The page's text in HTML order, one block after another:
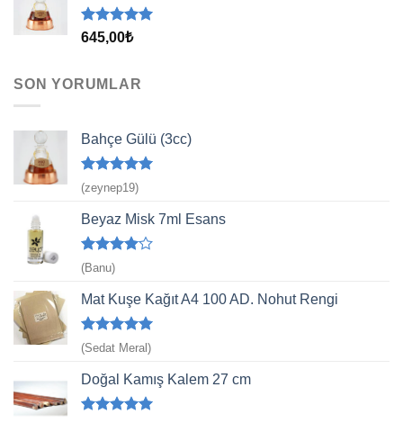
5 üzerinden
645,00₺
SON YORUMLAR
Bahçe Gülü (3cc)
5 üzerinden
5
oy aldı
(zeynep19)
Beyaz Misk 7ml Esans
5
üzerinden
4oy aldı
(Banu)
Mat Kuşe Kağıt A4 100 AD. Nohut Rengi
5 üzerinden
5
(Sedat Meral)
Doğal Kamış Kalem 27 cm